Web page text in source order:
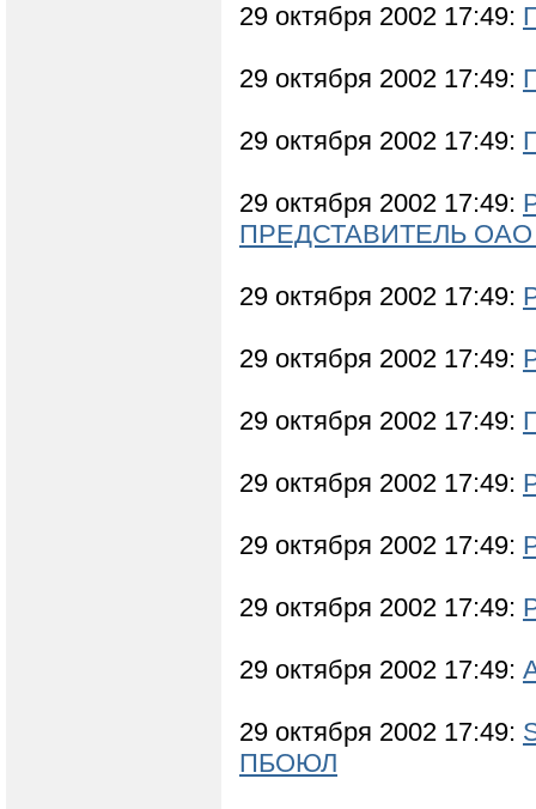
29 октября 2002 17:49:
29 октября 2002 17:49:
29 октября 2002 17:49:
29 октября 2002 17:49:
ПРЕДСТАВИТЕЛЬ ОАО
29 октября 2002 17:49:
29 октября 2002 17:49:
29 октября 2002 17:49:
29 октября 2002 17:49:
29 октября 2002 17:49:
29 октября 2002 17:49:
29 октября 2002 17:49:
29 октября 2002 17:49:
ПБОЮЛ